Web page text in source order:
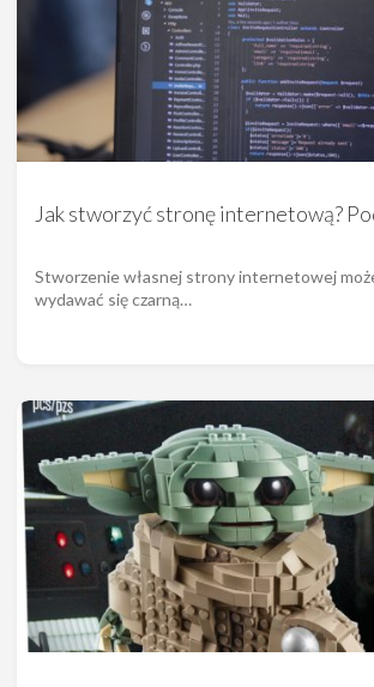
Jak stworzyć stronę internetową?
Stworzenie własnej strony internetowej
wydawać się czarną…